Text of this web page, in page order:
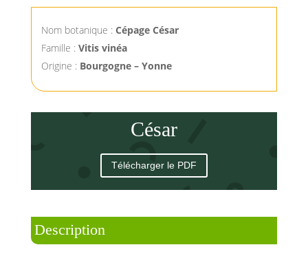
Nom botanique : Cépage César
Famille : Vitis vinéa
Origine : Bourgogne – Yonne
César
Télécharger le PDF
Description